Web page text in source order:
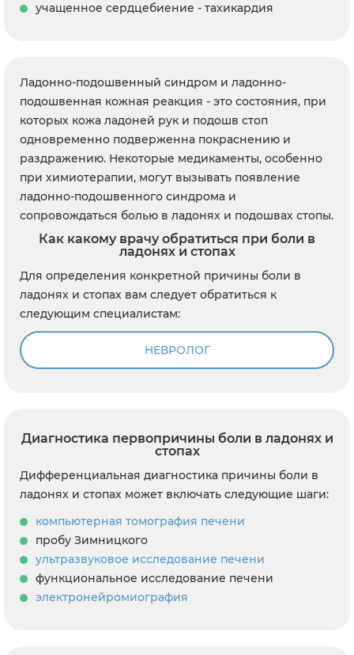
учащенное сердцебиение - тахикардия
Ладонно-подошвенный синдром и ладонно-
подошвенная кожная реакция - это состояния, при
которых кожа ладоней рук и подошв стоп
одновременно подверженна покраснению и
раздражению. Некоторые медикаменты, особенно
при химиотерапии, могут вызывать появление
ладонно-подошвенного синдрома и
сопровождаться болью в ладонях и подошвах стопы.
Как какому врачу обратиться при боли в
ладонях и стопах
Для определения конкретной причины боли в
ладонях и стопах вам следует обратиться к
следующим специалистам:
НЕВРОЛОГ
Диагностика первопричины боли в ладонях и
стопах
Дифференциальная диагностика причины боли в
ладонях и стопах может включать следующие шаги:
компьютерная томография печени
пробу Зимницкого
ультразвуковое исследование печени
функциональное исследование печени
электронейромиография